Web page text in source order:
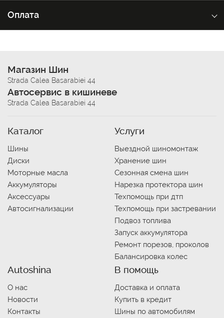
Оплата
Магазин Шин
Strada Calea Basarabiei 44
Автосервис в кишиневе
Strada Calea Basarabiei 44
Каталог
Шины
Диски
Моторные масла
Аккумуляторы
Аксессуары
Автосигнализации
Услуги
Выездной шиномонтаж
Хранение шин
Сезонная смена шин
Нарезка протектора шин
Техпомощь при дтп
Техпомощь при застревании
Подвоз топлива
Запуск аккумулятора
Ремонт порезов, проколов
Балансировка колес
Autoshina
О нас
Новости
Контакты
В помощь
Доставка и оплата
Купить в кредит
Шины по автомобилям